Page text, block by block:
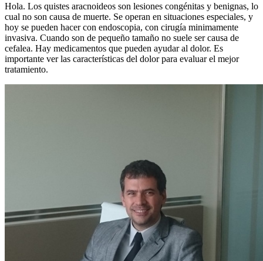
Hola. Los quistes aracnoideos son lesiones congénitas y benignas, lo
cual no son causa de muerte. Se operan en situaciones especiales, y
hoy se pueden hacer con endoscopia, con cirugía minimamente
invasiva. Cuando son de pequeño tamaño no suele ser causa de
cefalea. Hay medicamentos que pueden ayudar al dolor. Es
importante ver las características del dolor para evaluar el mejor
tratamiento.